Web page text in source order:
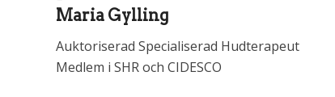
Maria Gylling
Auktoriserad Specialiserad Hudterapeut
Medlem i SHR och CIDESCO